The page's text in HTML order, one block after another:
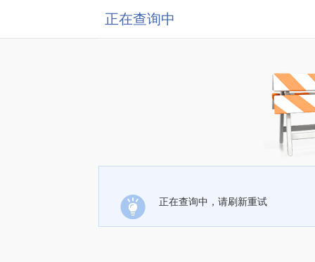
正在查询中
正在查询中，请刷新重试